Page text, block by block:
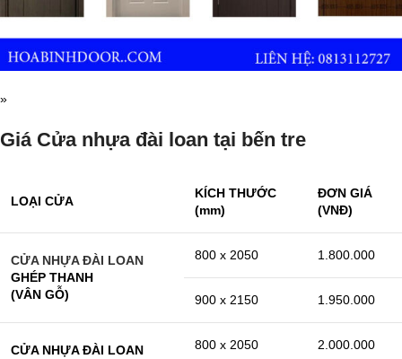
»
Giá Cửa nhựa đài loan tại bến tre
LOẠI CỬA
KÍCH THƯỚC
(mm)
ĐƠN GIÁ
(VNĐ)
CỬA NHỰA ĐÀI LOAN
GHÉP THANH
(VÂN GỖ)
800 x 2050 1.800.000
900 x 2150 1.950.000
CỬA NHỰA ĐÀI LOAN
800 x 2050 2.000.000